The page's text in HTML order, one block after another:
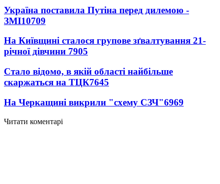
Україна поставила Путіна перед дилемою -
ЗМІ10709
На Київщині сталося групове зґвалтування 21-
річної дівчини 7905
Стало відомо, в якій області найбільше
скаржаться на ТЦК7645
На Черкащині викрили "схему СЗЧ"6969
Читати коментарі